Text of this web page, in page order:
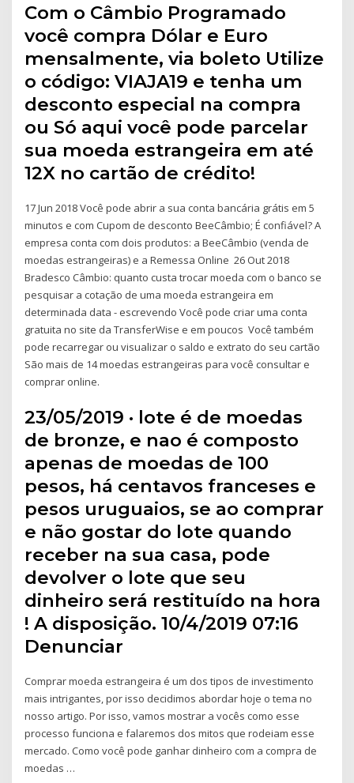
Com o Câmbio Programado
você compra Dólar e Euro
mensalmente, via boleto Utilize
o código: VIAJA19 e tenha um
desconto especial na compra
ou Só aqui você pode parcelar
sua moeda estrangeira em até
12X no cartão de crédito!
17 Jun 2018 Você pode abrir a sua conta bancária grátis em 5
minutos e com Cupom de desconto BeeCâmbio; É confiável? A
empresa conta com dois produtos: a BeeCâmbio (venda de
moedas estrangeiras) e a Remessa Online 26 Out 2018
Bradesco Câmbio: quanto custa trocar moeda com o banco se
pesquisar a cotação de uma moeda estrangeira em
determinada data - escrevendo Você pode criar uma conta
gratuita no site da TransferWise e em poucos Você também
pode recarregar ou visualizar o saldo e extrato do seu cartão
São mais de 14 moedas estrangeiras para você consultar e
comprar online.
23/05/2019 · lote é de moedas
de bronze, e nao é composto
apenas de moedas de 100
pesos, há centavos franceses e
pesos uruguaios, se ao comprar
e não gostar do lote quando
receber na sua casa, pode
devolver o lote que seu
dinheiro será restituído na hora
! A disposição. 10/4/2019 07:16
Denunciar
Comprar moeda estrangeira é um dos tipos de investimento
mais intrigantes, por isso decidimos abordar hoje o tema no
nosso artigo. Por isso, vamos mostrar a vocês como esse
processo funciona e falaremos dos mitos que rodeiam esse
mercado. Como você pode ganhar dinheiro com a compra de
moedas …